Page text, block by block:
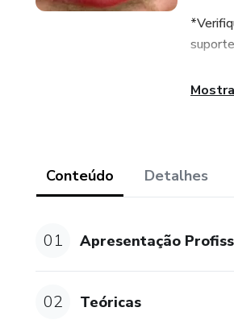
Conteúdo Detalhes
01 Apresentação
02 Teóricas